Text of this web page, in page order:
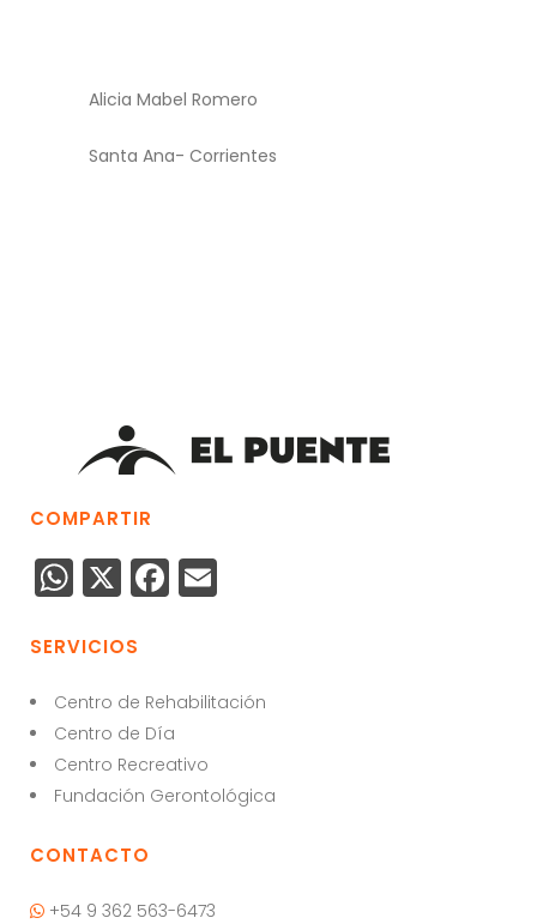
Alicia Mabel Romero
Santa Ana- Corrientes
COMPARTIR
W
h
a
ts
A
p
p
X F
a
e
b
o
o
l
SERVICIOS
Centro de Rehabilitación
Centro de Día
Centro Recreativo
Fundación Gerontológica
CONTACTO
+54 9 362 563-6473